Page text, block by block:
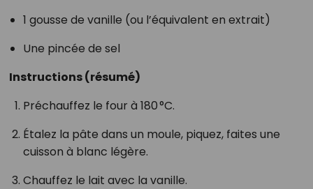
1 gousse de vanille (ou l’équivalent en extrait)
Une pincée de sel
Instructions (résumé)
Préchauffez le four à 180 °C.
Étalez la pâte dans un moule, piquez, faites une
cuisson à blanc légère.
Chauffez le lait avec la vanille.